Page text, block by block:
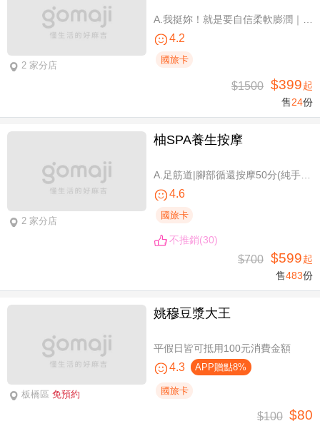
2 家分店
4.2
國旅卡
$1500 $399起
售24份
2 家分店
柚SPA養生按摩
4.6
國旅卡
不推銷(30)
$700 $599起
售483份
板橋區 免預約
姚穆豆漿大王
平假日皆可抵用100元消費金額
4.3 APP贈點8%
國旅卡
$100 $80